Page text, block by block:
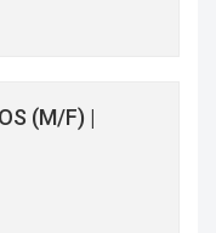
(M/F) |